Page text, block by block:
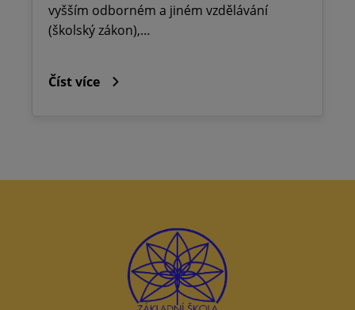
vyšším odborném a jiném vzdělávání
(školský zákon),…
Číst více